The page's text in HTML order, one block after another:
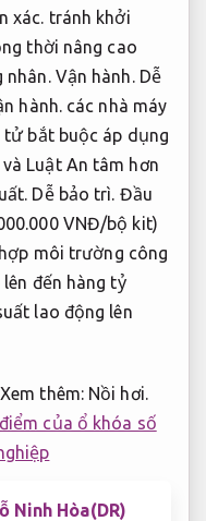
xác. tránh khởi
thời nâng cao
nhân. Vận hành. Dễ
hành.các nhà máy
tử bắt buộc áp dụng
Luật An tâm hơn
Dễ bảo trì. Đầu
VNĐ/bộ kit)
môi trường công
đến hàng tỷ
lao động lên
thêm: Nồi hơi.
của ổ khóa số
Ninh Hòa(DR)